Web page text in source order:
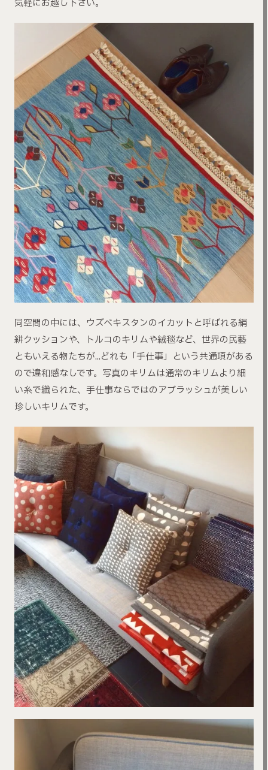
気軽にお越し下さい。
同空間の中には、ウズベキスタンのイカットと呼ばれる絹
絣クッションや、トルコのキリムや絨毯など、世界の民藝
ともいえる物たちが…どれも「手仕事」という共通項がある
ので違和感なしです。写真のキリムは通常のキリムより細
い糸で織られた、手仕事ならではのアブラッシュが美しい
珍しいキリムです。